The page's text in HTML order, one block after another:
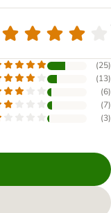
(25)
(13)
(6)
(7)
(3)